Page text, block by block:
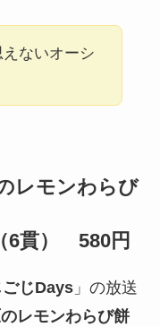
ないオーシ
レモンわらび
6貫） 580円
ごじDays」の放送
レモンわらび餅